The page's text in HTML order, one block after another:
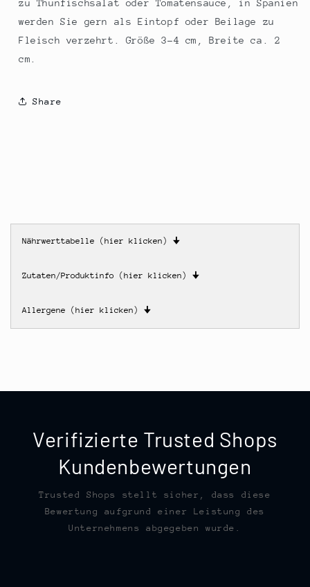
zu Thunfischsalat oder Tomatensauce, in Spanien
werden Sie gern als Eintopf oder Beilage zu
Fleisch verzehrt. Größe 3-4 cm, Breite ca. 2
cm.
Share
Nährwerttabelle (hier klicken) 🠋
Zutaten/Produktinfo (hier klicken) 🠋
Allergene (hier klicken) 🠋
Verifizierte Trusted Shops
Kundenbewertungen
Trusted Shops stellt sicher, dass diese
Bewertung aufgrund einer Leistung des
Unternehmens abgegeben wurde.